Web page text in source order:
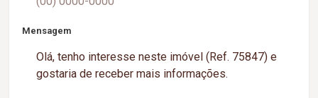
Mensagem